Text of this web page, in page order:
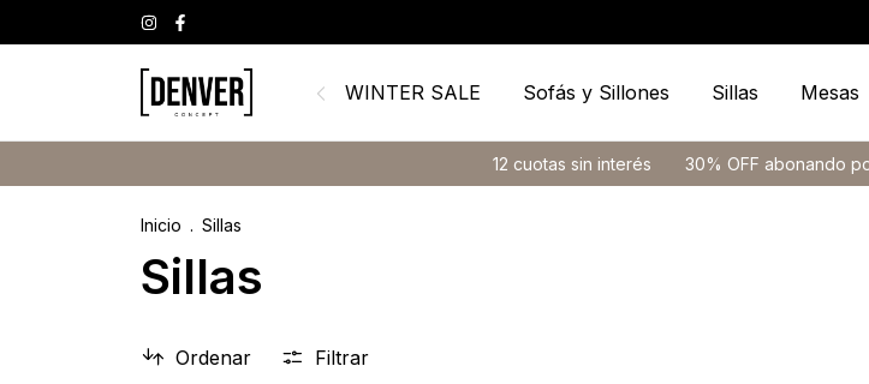
WINTER SALE Sofás y Sillones Sillas Mesas
12 cuotas sin interés 30% OFF abonando por transferencia
Inicio . Sillas
Sillas
Ordenar Filtrar